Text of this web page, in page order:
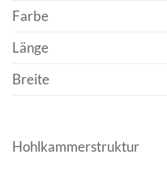
Farbe
Länge
Breite
Hohlkammerstruktur